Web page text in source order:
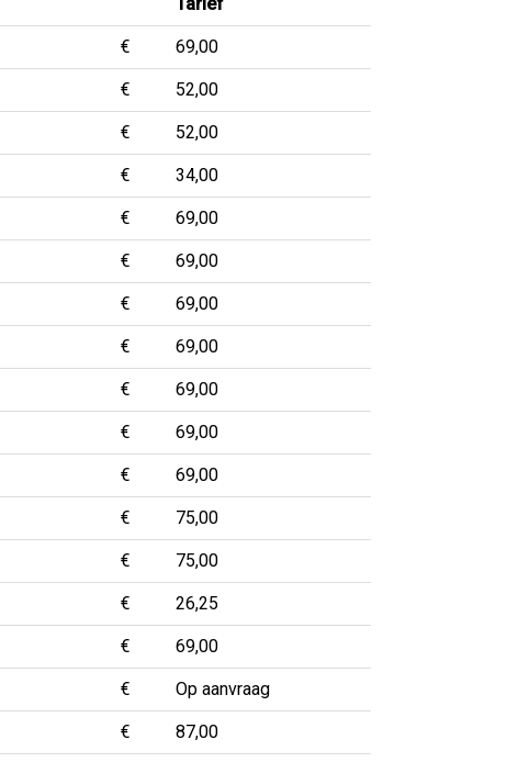
€ 69,00
€ 52,00
€ 52,00
€ 34,00
€ 69,00
€ 69,00
€ 69,00
€ 69,00
€ 69,00
€ 69,00
€ 69,00
€ 75,00
€ 75,00
€ 26,25
€ 69,00
€ Op aanvraag
€ 87,00